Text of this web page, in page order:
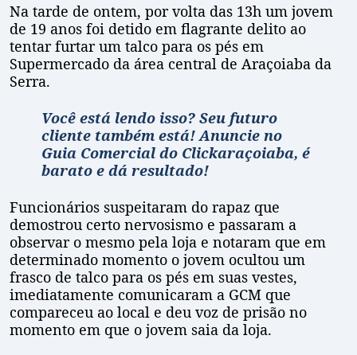
Na tarde de ontem, por volta das 13h um jovem
de 19 anos foi detido em flagrante delito ao
tentar furtar um talco para os pés em
Supermercado da área central de Araçoiaba da
Serra.
Você está lendo isso? Seu futuro
cliente também está! Anuncie no
Guia Comercial do Clickaraçoiaba, é
barato e dá resultado!
Funcionários suspeitaram do rapaz que
demostrou certo nervosismo e passaram a
observar o mesmo pela loja e notaram que em
determinado momento o jovem ocultou um
frasco de talco para os pés em suas vestes,
imediatamente comunicaram a GCM que
compareceu ao local e deu voz de prisão no
momento em que o jovem saia da loja.